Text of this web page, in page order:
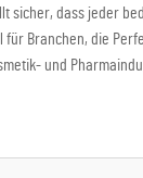
sicher, dass jeder
für Branchen, die
und